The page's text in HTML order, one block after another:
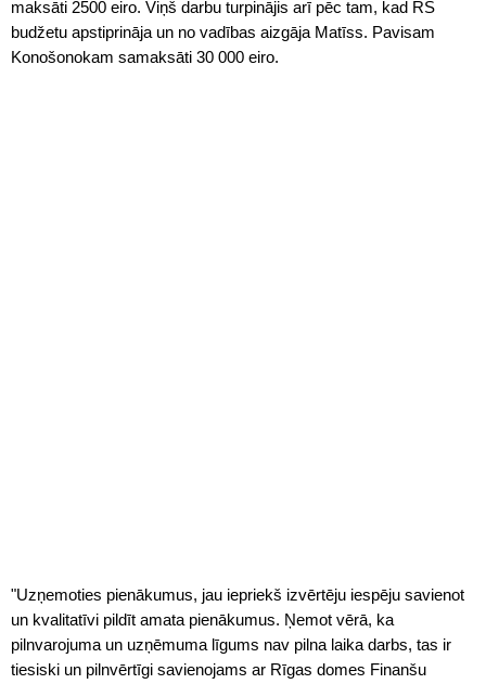
maksāti 2500 eiro. Viņš darbu turpinājis arī pēc tam, kad RS
budžetu apstiprināja un no vadības aizgāja Matīss. Pavisam
Konošonokam samaksāti 30 000 eiro.
"Uzņemoties pienākumus, jau iepriekš izvērtēju iespēju savienot
un kvalitatīvi pildīt amata pienākumus. Ņemot vērā, ka
pilnvarojuma un uzņēmuma līgums nav pilna laika darbs, tas ir
tiesiski un pilnvērtīgi savienojams ar Rīgas domes Finanšu